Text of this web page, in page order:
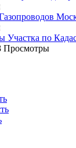
Участка по
Просмотры